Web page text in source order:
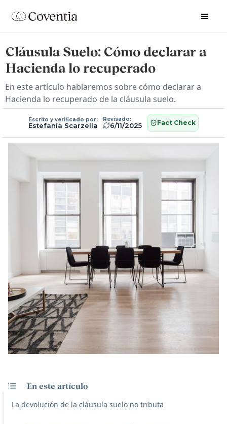
Cláusula Suelo: Cómo declarar a
Hacienda lo recuperado
En este artículo hablaremos sobre cómo declarar a
Hacienda lo recuperado de la cláusula suelo.
Escrito y verificado por:
Estefanía Scarzella
Revisado:
6/11/2025 Fact Check
En este artículo
La devolución de la cláusula suelo no tributa